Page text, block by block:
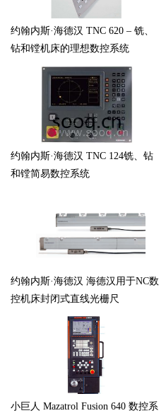
约翰内斯·海德汉 TNC 620 – 铣、
钻和镗机床的理想数控系统
约翰内斯·海德汉 TNC 124铣、钻
和镗简易数控系统
约翰内斯·海德汉 海德汉用于NC数
控机床封闭式直线光栅尺
小巨人 Mazatrol Fusion 640 数控系